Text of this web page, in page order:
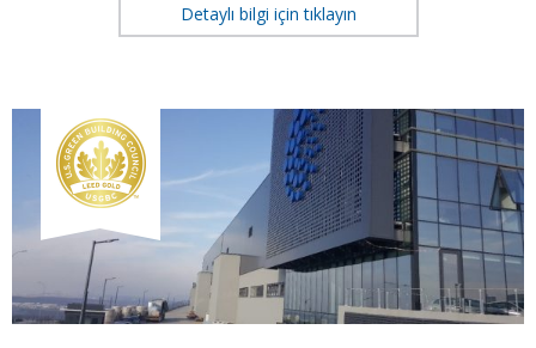
Detaylı bilgi için tıklayın